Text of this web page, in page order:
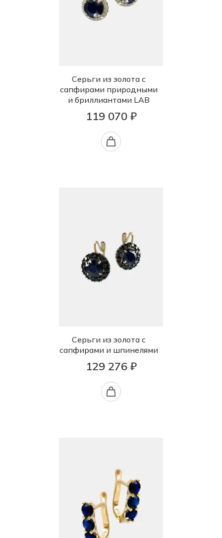
Серьги из золота с
сапфирами природными
и бриллиантами LAB
119 070 ₽
Серьги из золота с
сапфирами и шпинелями
129 276 ₽